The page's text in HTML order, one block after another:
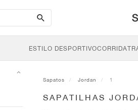
search-
btn
ESTILO DESPORTIVOCORRIDA
Sapatos Jordan 1
SAPATILHAS